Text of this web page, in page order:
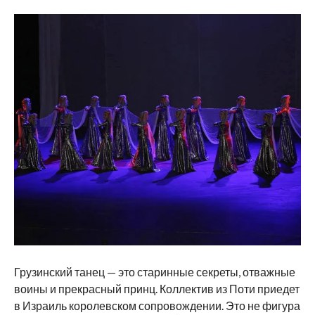
Грузинский танец — это старинные секреты, отважные
воины и прекрасный принц. Коллектив из Поти приедет
в Израиль королевском сопровождении. Это не фигура